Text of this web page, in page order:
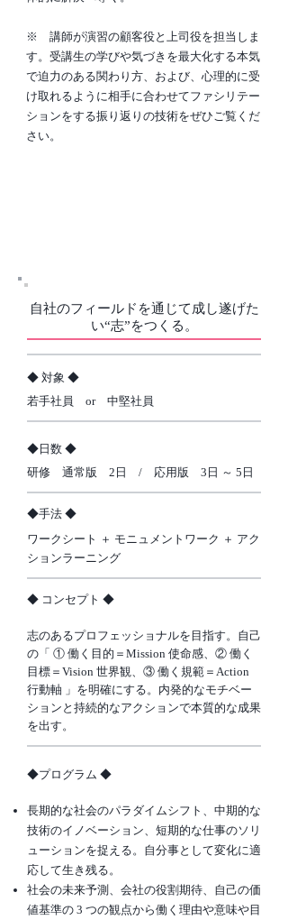
※ 講師が演習の顧客役と上司役を担当しま
す。受講生の学びや気づきを最大化する本気
で迫力のある関わり方、および、心理的に受
け取れるように相手に合わせてファシリテー
ションをする振り返りの技術をぜひご覧くだ
さい。
自社のフィールドを通じて成し遂げた
い“志”をつくる。
​◆ 対象 ◆
若手社員 or 中堅社員
​◆日数 ◆
研修 通常版 2日 / 応用版 3日 ～ 5日
​◆手法 ◆
ワークシート ＋ モニュメントワーク ＋ アク
ションラーニング
​◆ コンセプト ◆
志のあるプロフェッショナルを目指す。自己
の「 ① 働く目的＝Mission 使命感、② 働く
目標＝Vision 世界観、③ 働く規範＝Action
行動軸 」を明確にする。内発的なモチベー
ションと持続的なアクションで本質的な成果
を出す。
​◆プログラム ◆
長期的な社会のパラダイムシフト、中期的な
技術のイノベーション、短期的な仕事のソリ
ューションを捉える。自分事として変化に適
応して生き残る。
社会の未来予測、会社の役割期待、自己の価
値基準の 3 つの観点から働く理由や意味や目